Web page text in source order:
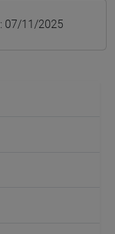
: 07/11/2025